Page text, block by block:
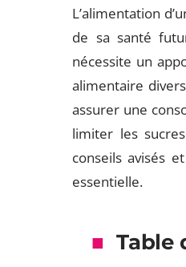
L’alimentation
de sa santé
nécessite un
alimentaire
assurer une
limiter les
conseils avisés
essentielle.
Table